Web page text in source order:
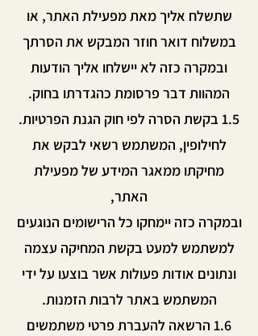
שתשלח אליך מאת מפעילת האתר, או
במשלוח דואר חוזר המבקש את הסרתך
ובמקרה כזה לא יישלחו אליך הודעות
המהוות דבר פרסומת כהגדרתו בחוק.
1.5 בקשת הסרה לפי חוק הגנת הפרטיות.
לחילופין, המשתמש רשאי לבקש את
מחיקתו ממאגר המידע של מפעילת
האתר,
ובמקרה כזה יימחקו כל הרישומים הנוגעים
למשתמש למעט בקשת המחיקה עצמה
ונתונים אודות פעולות אשר בוצעו על ידי
המשתמש באתר לרבות הזמנות.
1.6 הרשאה להעברת פרטי משתמשים